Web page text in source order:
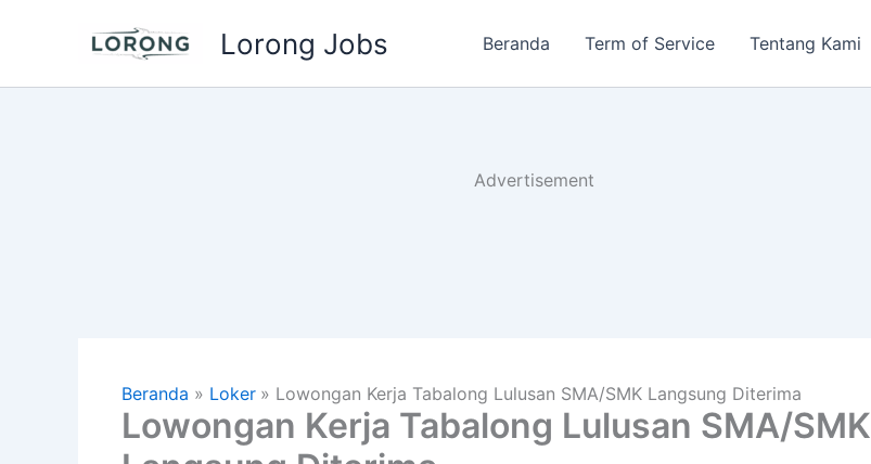
Lorong Jobs Beranda Term of Service Tentang Kami
Advertisement
Beranda Loker Lowongan Kerja Tabalong Lulusan SMA/SMK Langsung Diterima
Lowongan Kerja Tabalong Lulusan SMA/SMK